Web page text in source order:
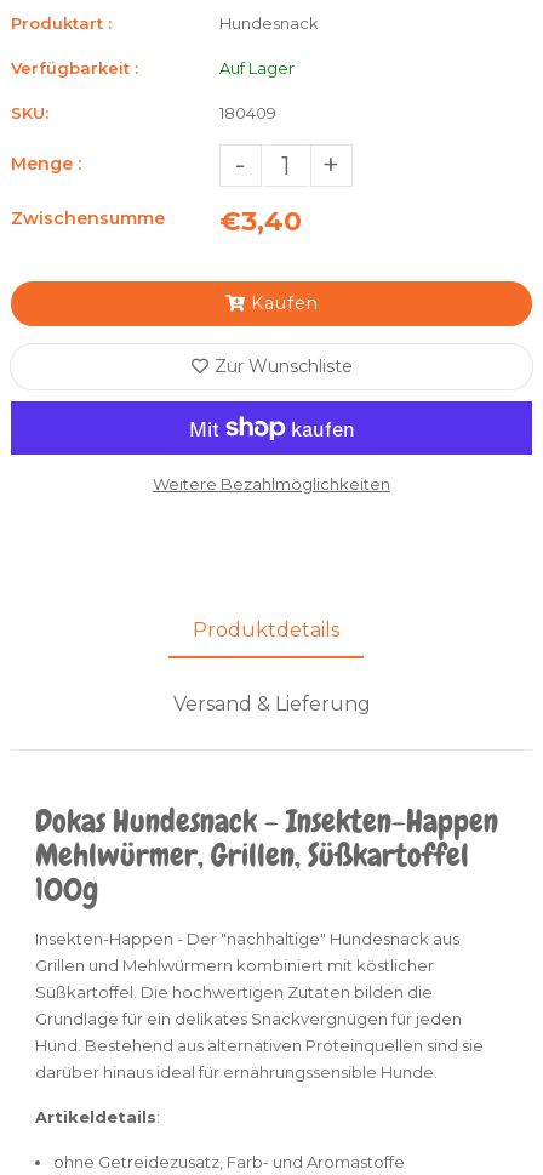
Produktart : Hundesnack
Verfügbarkeit : Auf Lager
SKU: 180409
Menge : - +
Zwischensumme €3,40
Kaufen
Zur Wunschliste
Weitere Bezahlmöglichkeiten
Produktdetails
Versand & Lieferung
Dokas Hundesnack - Insekten-Happen
Mehlwürmer, Grillen, Süßkartoffel
100g
Insekten-Happen - Der "nachhaltige" Hundesnack aus
Grillen und Mehlwürmern kombiniert mit köstlicher
Süßkartoffel. Die hochwertigen Zutaten bilden die
Grundlage für ein delikates Snackvergnügen für jeden
Hund. Bestehend aus alternativen Proteinquellen sind sie
darüber hinaus ideal für ernährungssensible Hunde.
Artikeldetails:
ohne Getreidezusatz, Farb- und Aromastoffe